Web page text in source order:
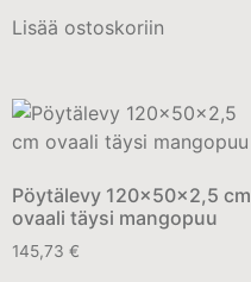
Lisää ostoskoriin
Pöytälevy 120x50x2,5 cm
ovaali täysi mangopuu
145,73 €